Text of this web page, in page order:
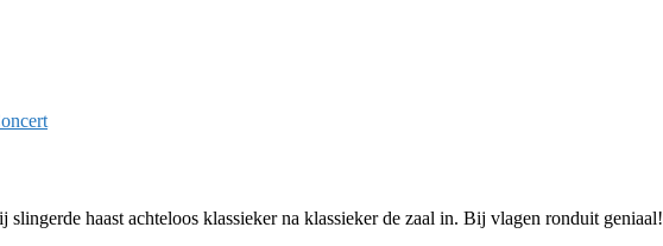
haast achteloos klassieker na klassieker de zaal in. Bij vlagen ronduit geniaal!